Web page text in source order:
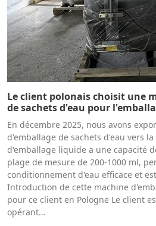
Le client polonais choisit une
de sachets d'eau pour
En décembre 2025, nous avons
d'emballage de sachets d'eau vers
d'emballage liquide a une capacité
plage de mesure de 200-1000 ml,
conditionnement d'eau efficace et
Introduction de cette machine
pour ce client en Pologne Le client
opérant…